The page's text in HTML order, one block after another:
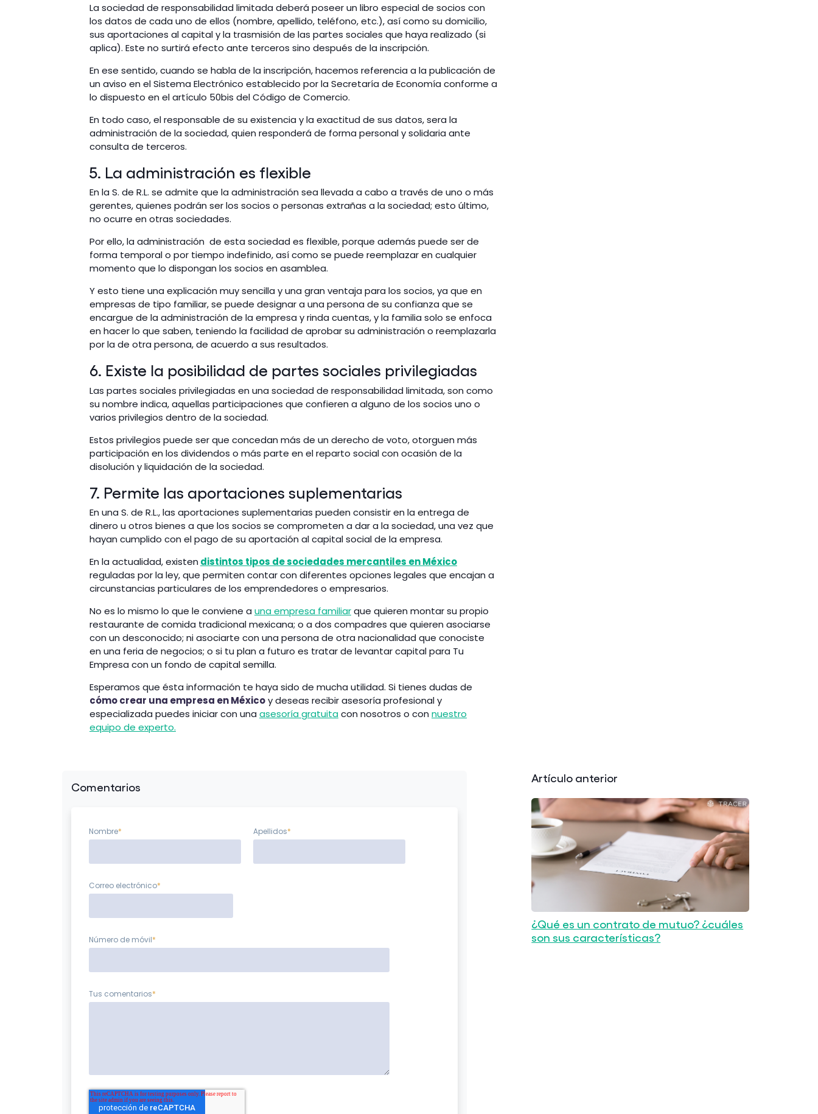
La sociedad de responsabilidad limitada deberá poseer un libro especial de socios con
los datos de cada uno de ellos (nombre, apellido, teléfono, etc.), así como su domicilio,
sus aportaciones al capital y la trasmisión de las partes sociales que haya realizado (si
aplica). Este no surtirá efecto ante terceros sino después de la inscripción.
En ese sentido, cuando se habla de la inscripción, hacemos referencia a la publicación de
un aviso en el Sistema Electrónico establecido por la Secretaría de Economía conforme a
lo dispuesto en el artículo 50bis del Código de Comercio.
En todo caso, el responsable de su existencia y la exactitud de sus datos, sera la
administración de la sociedad, quien responderá de forma personal y solidaria ante
consulta de terceros.
5. La administración es flexible
En la S. de R.L. se admite que la administración sea llevada a cabo a través de uno o más
gerentes, quienes podrán ser los socios o personas extrañas a la sociedad; esto último,
no ocurre en otras sociedades.
Por ello, la administración de esta sociedad es flexible, porque además puede ser de
forma temporal o por tiempo indefinido, así como se puede reemplazar en cualquier
momento que lo dispongan los socios en asamblea.
Y esto tiene una explicación muy sencilla y una gran ventaja para los socios, ya que en
empresas de tipo familiar, se puede designar a una persona de su confianza que se
encargue de la administración de la empresa y rinda cuentas, y la familia solo se enfoca
en hacer lo que saben, teniendo la facilidad de aprobar su administración o reemplazarla
por la de otra persona, de acuerdo a sus resultados.
6. Existe la posibilidad de partes sociales privilegiadas
Las partes sociales privilegiadas en una sociedad de responsabilidad limitada, son como
su nombre indica, aquellas participaciones que confieren a alguno de los socios uno o
varios privilegios dentro de la sociedad.
Estos privilegios puede ser que concedan más de un derecho de voto, otorguen más
participación en los dividendos o más parte en el reparto social con ocasión de la
disolución y liquidación de la sociedad.
7. Permite las aportaciones suplementarias
En una S. de R.L., las aportaciones suplementarias pueden consistir en la entrega de
dinero u otros bienes a que los socios se comprometen a dar a la sociedad, una vez que
hayan cumplido con el pago de su aportación al capital social de la empresa.
En la actualidad, existen distintos tipos de sociedades mercantiles en México
reguladas por la ley, que permiten contar con diferentes opciones legales que encajan a
circunstancias particulares de los emprendedores o empresarios.
No es lo mismo lo que le conviene a una empresa familiarque quieren montar su propio
restaurante de comida tradicional mexicana; o a dos compadres que quieren asociarse
con un desconocido; ni asociarte con una persona de otra nacionalidad que conociste
en una feria de negocios; o si tu plan a futuro es tratar de levantar capital para Tu
Empresa con un fondo de capital semilla.
Esperamos que ésta información te haya sido de mucha utilidad. Si tienes dudas de
cómo crear una empresa en Méxicoy deseas recibir asesoría profesional y
especializada puedes iniciar con una asesoría gratuitacon nosotros o con nuestro
equipo de experto.
Comentarios
Nombre* Apellidos*
Correo electrónico*
Número de móvil*
Tus comentarios*
Artículo anterior
¿Qué es un contrato de mutuo? ¿cuáles
son sus características?